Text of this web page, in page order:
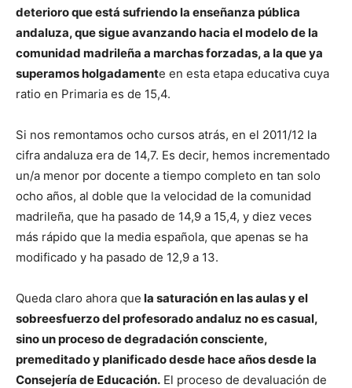
deterioro que está sufriendo la enseñanza pública
andaluza, que sigue avanzando hacia el modelo de la
comunidad madrileña a marchas forzadas, a la que ya
superamos holgadamente en esta etapa educativa cuya
ratio en Primaria es de 15,4.
Si nos remontamos ocho cursos atrás, en el 2011/12 la
cifra andaluza era de 14,7. Es decir, hemos incrementado
un/a menor por docente a tiempo completo en tan solo
ocho años, al doble que la velocidad de la comunidad
madrileña, que ha pasado de 14,9 a 15,4, y diez veces
más rápido que la media española, que apenas se ha
modificado y ha pasado de 12,9 a 13.
Queda claro ahora que la saturación en las aulas y el
sobreesfuerzo del profesorado andaluz no es casual,
sino un proceso de degradación consciente,
premeditado y planificado desde hace años desde la
Consejería de Educación. El proceso de devaluación de